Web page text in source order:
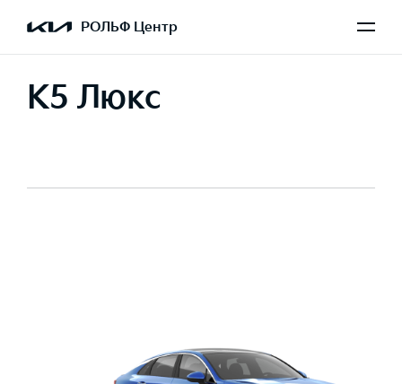
РОЛЬФ Центр
K5 Люкс